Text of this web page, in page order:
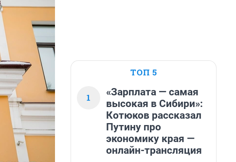
ТОП 5
1
«Зарплата — самая
высокая в Сибири»:
Котюков рассказал
Путину про
экономику края —
онлайн-трансляция